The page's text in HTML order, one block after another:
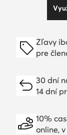
Zľavy
pre
30 dní
14 dní
10%
online,